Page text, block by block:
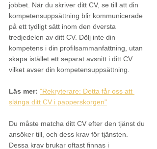
jobbet. När du skriver ditt CV, se till att din
kompetensuppsättning blir kommunicerade
på ett tydligt sätt inom den översta
tredjedelen av ditt CV. Dölj inte din
kompetens i din profilsammanfattning, utan
skapa istället ett separat avsnitt i ditt CV
vilket avser din kompetensuppsättning.
Läs mer: "Rekryterare: Detta får oss att
slänga ditt CV i papperskorgen"
Du måste matcha ditt CV efter den tjänst du
ansöker till, och dess krav för tjänsten.
Dessa krav brukar oftast finnas i